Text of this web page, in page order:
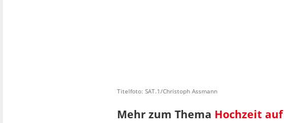
Titelfoto: SAT.1/Christoph Assmann
Mehr zum Thema Hochzeit